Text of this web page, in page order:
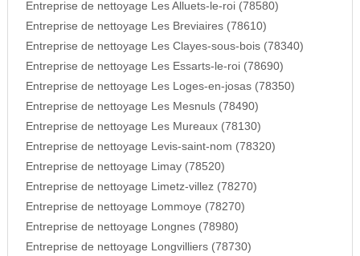
Entreprise de nettoyage Les Alluets-le-roi (78580)
Entreprise de nettoyage Les Breviaires (78610)
Entreprise de nettoyage Les Clayes-sous-bois (78340)
Entreprise de nettoyage Les Essarts-le-roi (78690)
Entreprise de nettoyage Les Loges-en-josas (78350)
Entreprise de nettoyage Les Mesnuls (78490)
Entreprise de nettoyage Les Mureaux (78130)
Entreprise de nettoyage Levis-saint-nom (78320)
Entreprise de nettoyage Limay (78520)
Entreprise de nettoyage Limetz-villez (78270)
Entreprise de nettoyage Lommoye (78270)
Entreprise de nettoyage Longnes (78980)
Entreprise de nettoyage Longvilliers (78730)